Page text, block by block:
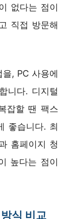
없다는 점이
직접 방문해
, PC 사용에
니다. 디지털
잡할 땐 팩스
좋습니다. 최
홈페이지 청
높다는 점이
식 비교